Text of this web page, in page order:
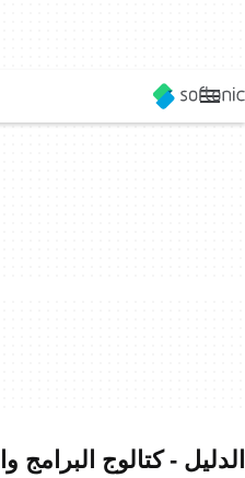
الدليل - كتالوج